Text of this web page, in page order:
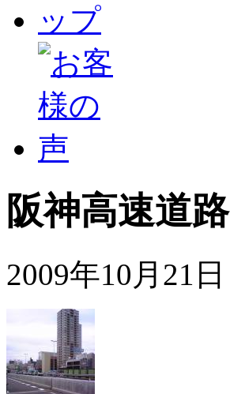
阪神高速道路
2009年10月21日